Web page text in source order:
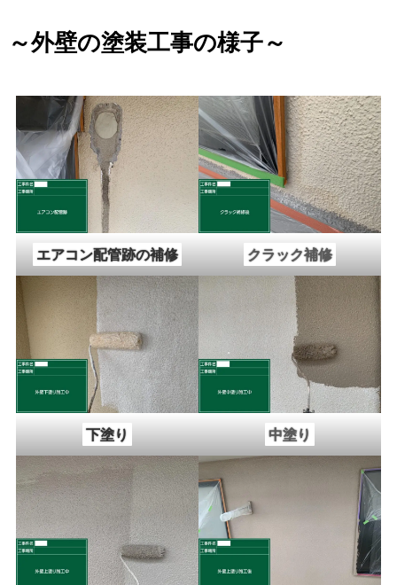
～外壁の塗装工事の様子～
エアコン配管跡の補修 クラック補修
下塗り 中塗り